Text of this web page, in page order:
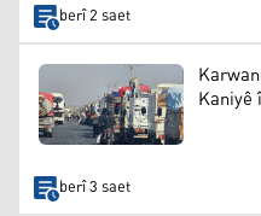
berî 2 saet
berî 3 saet